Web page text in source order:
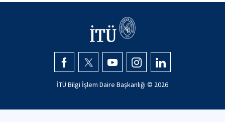
İTÜ Bilgi İşlem Daire Başkanlığı © 2026